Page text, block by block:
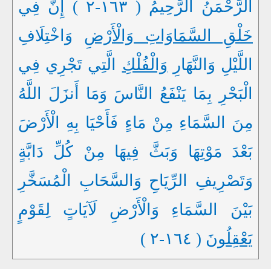
الرَّحْمَنُ الرَّحِيمُ ( ١٦٣-٢ ) إِنَّ فِي
خَلْقِ السَّمَاوَاتِ وَالْأَرْضِ وَاخْتِلَافِ
اللَّيْلِ وَالنَّهَارِ وَالْفُلْكِ الَّتِي تَجْرِي فِي
الْبَحْرِ بِمَا يَنْفَعُ النَّاسَ وَمَا أَنزَلَ اللَّهُ
مِنَ السَّمَاءِ مِنْ مَاءٍ فَأَحْيَا بِهِ الْأَرْضَ
بَعْدَ مَوْتِهَا وَبَثَّ فِيهَا مِنْ كُلِّ دَابَّةٍ
وَتَصْرِيفِ الرِّيَاحِ وَالسَّحَابِ الْمُسَخَّرِ
بَيْنَ السَّمَاءِ وَالْأَرْضِ لَآيَاتٍ لِقَوْمٍ
يَعْقِلُونَ ( ١٦٤-٢ )